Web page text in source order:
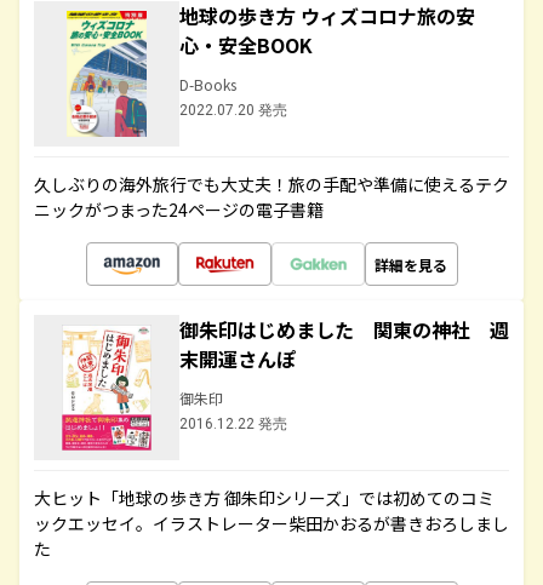
地球の歩き方 ウィズコロナ旅の安
心・安全BOOK
D-Books
2022.07.20 発売
久しぶりの海外旅行でも大丈夫！旅の手配や準備に使えるテク
ニックがつまった24ページの電子書籍
詳細を見る
御朱印はじめました 関東の神社 週
末開運さんぽ
御朱印
2016.12.22 発売
大ヒット「地球の歩き方 御朱印シリーズ」では初めてのコミ
ックエッセイ。イラストレーター柴田かおるが書きおろしまし
た